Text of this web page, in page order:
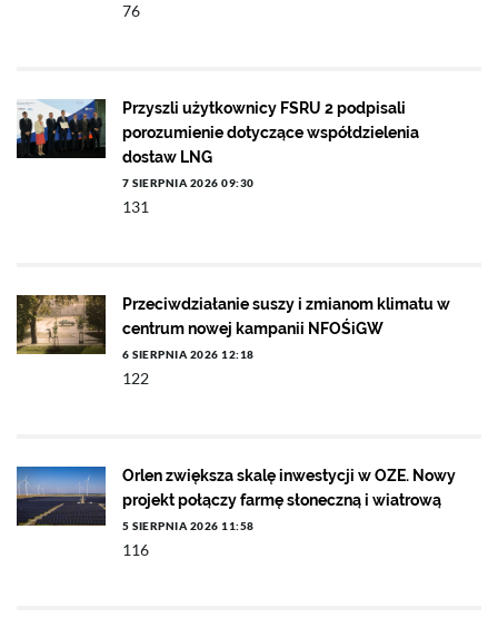
76
Przyszli użytkownicy FSRU 2 podpisali
porozumienie dotyczące współdzielenia
dostaw LNG
7 SIERPNIA 2026 09:30
131
Przeciwdziałanie suszy i zmianom klimatu w
centrum nowej kampanii NFOŚiGW
6 SIERPNIA 2026 12:18
122
Orlen zwiększa skalę inwestycji w OZE. Nowy
projekt połączy farmę słoneczną i wiatrową
5 SIERPNIA 2026 11:58
116